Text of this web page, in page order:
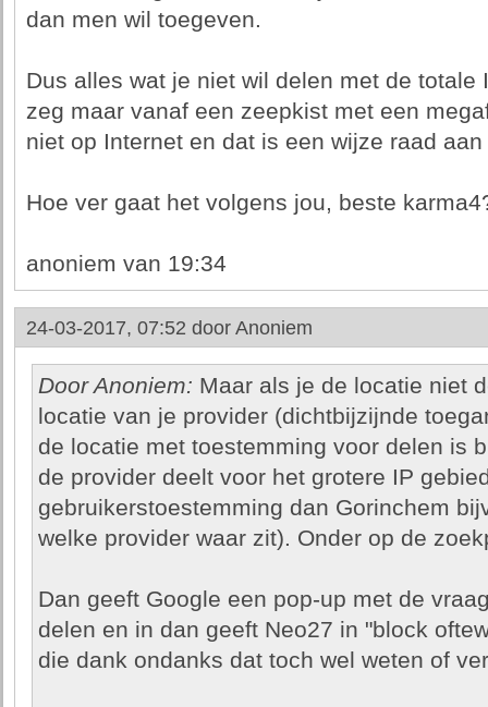
dan men wil toegeven.
Dus alles wat je niet wil delen met de
zeg maar vanaf een zeepkist met een
niet op Internet en dat is een wijze raad
Hoe ver gaat het volgens jou, beste
anoniem van 19:34
24-03-2017, 07:52 door Anoniem
Door Anoniem: Maar als je de locatie niet
locatie van je provider (dichtbijzijnde
de locatie met toestemming voor delen is
de provider deelt voor het grotere IP
gebruikerstoestemming dan Gorinchem
welke provider waar zit). Onder op de
Dan geeft Google een pop-up met de
delen en in dan geeft Neo27 in "block
die dank ondanks dat toch wel weten of